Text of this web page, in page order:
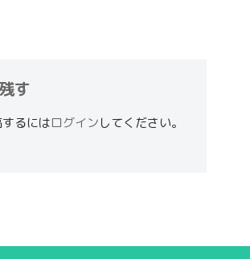
す
るにはログインしてください。